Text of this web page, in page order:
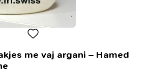
me vaj argani – Hamed